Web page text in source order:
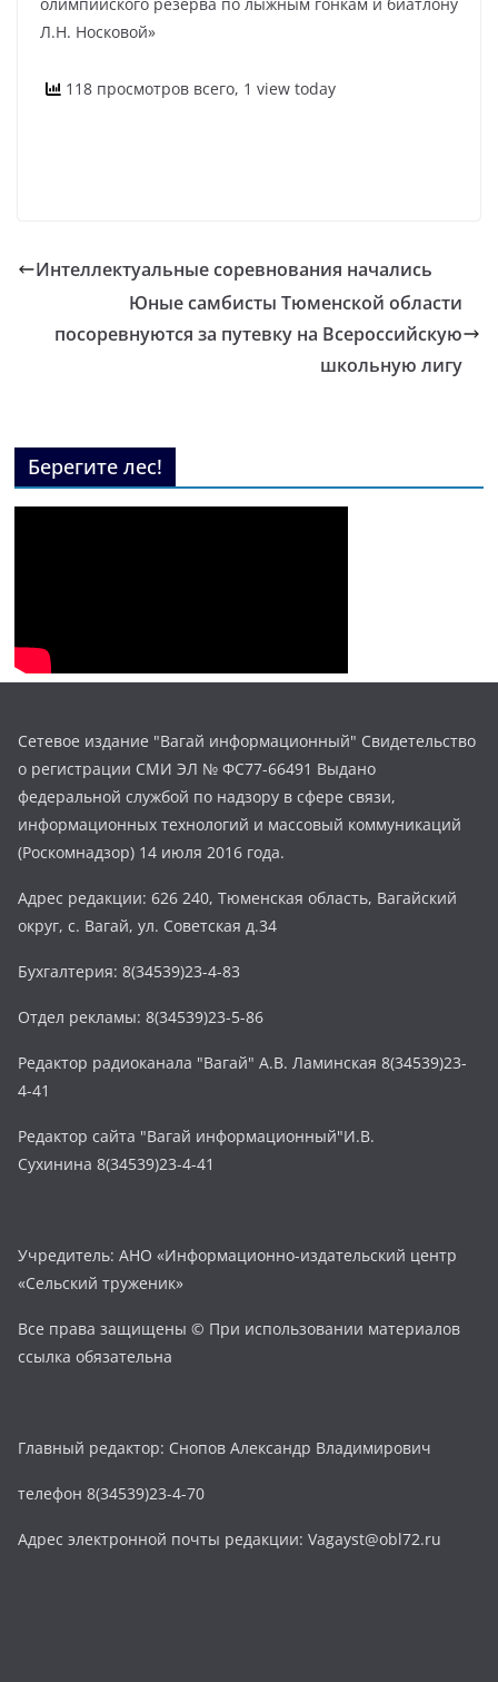
Л.Н. Носковой»
118 просмотров всего, 1 view today
Интеллектуальные соревнования начались
Юные самбисты Тюменской области
посоревнуются за путевку на Всероссийскую
школьную лигу
Берегите лес!
Сетевое издание "Вагай информационный" Свидетельство
о регистрации СМИ ЭЛ № ФС77-66491 Выдано
федеральной службой по надзору в сфере связи,
информационных технологий и массовый коммуникаций
(Роскомнадзор) 14 июля 2016 года.
Адрес редакции: 626 240, Тюменская область, Вагайский
округ, с. Вагай, ул. Советская д.34
Бухгалтерия: 8(34539)23-4-83
Отдел рекламы: 8(34539)23-5-86
Редактор радиоканала "Вагай" А.В. Ламинская 8(34539)23-
4-41
Редактор сайта "Вагай информационный"И.В.
Сухинина 8(34539)23-4-41
Учредитель: АНО «Информационно-издательский центр
«Сельский труженик»
Все права защищены © При использовании материалов
ссылка обязательна
Главный редактор: Снопов Александр Владимирович
телефон 8(34539)23-4-70
Адрес электронной почты редакции: Vagayst@obl72.ru